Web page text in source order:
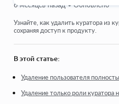
Как добавить куратора
Как удалить куратора с
Кураторы на проекте:
доступа
6 месяцев назад • Обновлено
Узнайте, как удалить куратора из
сохраняя доступ к продукту.
В этой статье:
Удаление пользователя
Удаление только роли куратора